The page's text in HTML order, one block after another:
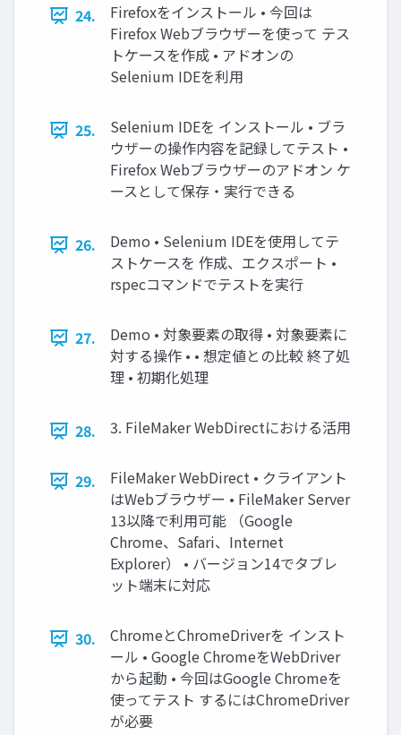
24.
Firefoxをインストール • 今回は
Firefox Webブラウザーを使って テス
トケースを作成 • アドオンの
Selenium IDEを利用
25.
Selenium IDEを インストール • ブラ
ウザーの操作内容を記録してテスト •
Firefox Webブラウザーのアドオン ケ
ースとして保存・実行できる
26.
Demo • Selenium IDEを使用してテ
ストケースを 作成、エクスポート •
rspecコマンドでテストを実行
27.
Demo • 対象要素の取得 • 対象要素に
対する操作 • • 想定値との比較 終了処
理 • 初期化処理
28. 3. FileMaker WebDirectにおける活用
29.
FileMaker WebDirect • クライアント
はWebブラウザー • FileMaker Server
13以降で利用可能 （Google
Chrome、Safari、Internet
Explorer） • バージョン14でタブレ
ット端末に対応
30.
ChromeとChromeDriverを インスト
ール • Google ChromeをWebDriver
から起動 • 今回はGoogle Chromeを
使ってテスト するにはChromeDriver
が必要